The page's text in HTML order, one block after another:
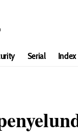
Serial Index